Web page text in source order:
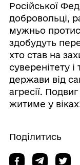
Російської
добровольці,
мужньо
здобудуть
хто став на
суверенітету і
держави від
агресії.
житиме у
Поділитись